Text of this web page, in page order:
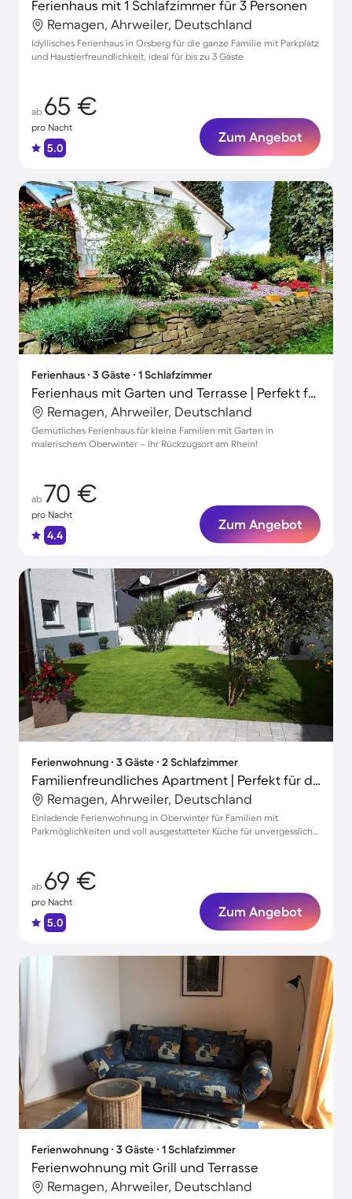
Ferienhaus mit 1 Schlafzimmer für 3 Personen
Remagen, Ahrweiler, Deutschland
Idyllisches Ferienhaus in Orsberg für die ganze Familie mit Parkplatz
und Haustierfreundlichkeit, ideal für bis zu 3 Gäste
ab 65 €
pro Nacht
5.0
Zum Angebot
Ferienhaus ∙ 3 Gäste ∙ 1 Schlafzimmer
Ferienhaus mit Garten und Terrasse | Perfekt für die Arbeit von Zuhause
Remagen, Ahrweiler, Deutschland
Gemütliches Ferienhaus für kleine Familien mit Garten in
malerischem Oberwinter – Ihr Rückzugsort am Rhein!
ab 70 €
pro Nacht
4.4
Zum Angebot
Ferienwohnung ∙ 3 Gäste ∙ 2 Schlafzimmer
Familienfreundliches Apartment | Perfekt für die Arbeit von Zuhause
Remagen, Ahrweiler, Deutschland
Einladende Ferienwohnung in Oberwinter für Familien mit
Parkmöglichkeiten und voll ausgestatteter Küche für unvergessliche
ab 69 €
pro Nacht
5.0
Zum Angebot
Ferienwohnung ∙ 3 Gäste ∙ 1 Schlafzimmer
Ferienwohnung mit Grill und Terrasse
Remagen, Ahrweiler, Deutschland